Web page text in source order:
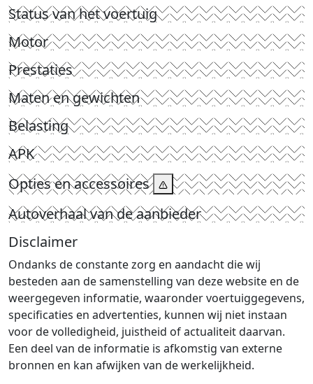
Status van het voertuig
Motor
Prestaties
Maten en gewichten
Belasting
APK
Opties en accessoires
Autoverhaal van de aanbieder
Disclaimer
Ondanks de constante zorg en aandacht die wij
besteden aan de samenstelling van deze website en de
weergegeven informatie, waaronder voertuiggegevens,
specificaties en advertenties, kunnen wij niet instaan
voor de volledigheid, juistheid of actualiteit daarvan.
Een deel van de informatie is afkomstig van externe
bronnen en kan afwijken van de werkelijkheid.